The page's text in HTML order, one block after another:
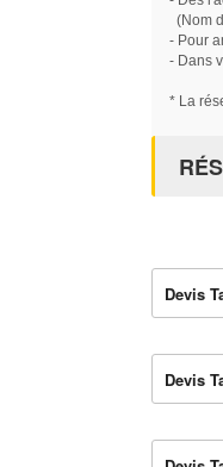
(Nom du
- Pour
- Dans
* La
Devis
Devis